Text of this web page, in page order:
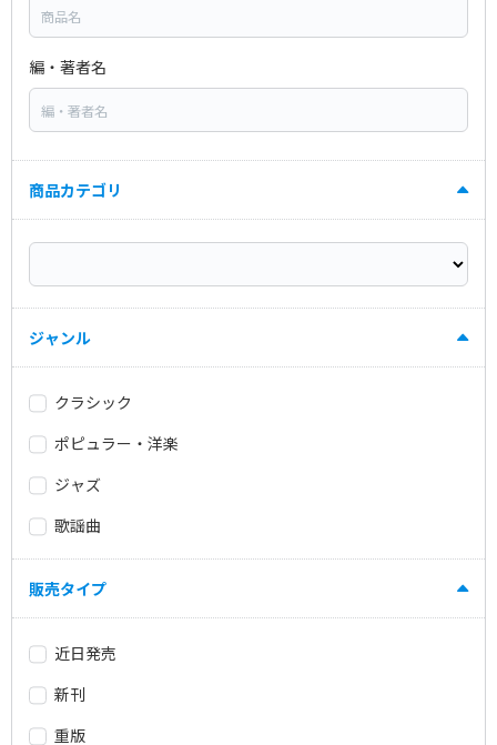
編・著者名
商品カテゴリ
ジャンル
クラシック
ポピュラー・洋楽
ジャズ
歌謡曲
販売タイプ
近日発売
新刊
重版